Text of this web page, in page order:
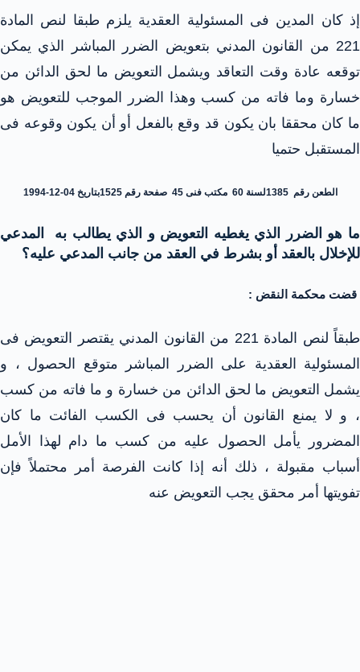
إذ كان المدين فى المسئولية العقدية يلزم طبقا لنص المادة
221 من القانون المدني بتعويض الضرر المباشر الذي يمكن
توقعه عادة وقت التعاقد ويشمل التعويض ما لحق الدائن من
خسارة وما فاته من كسب وهذا الضرر الموجب للتعويض هو
ما كان محققا بان يكون قد وقع بالفعل أو أن يكون وقوعه فى
المستقبل حتميا
الطعن رقم 1385لسنة 60 مكتب فنى 45 صفحة رقم 1525بتاريخ 04-12-1994
ما هو الضرر الذي يغطيه التعويض و الذي يطالب به المدعي
للإخلال بالعقد أو بشرط في العقد من جانب المدعي عليه؟
قضت محكمة النقض :
طبقاً لنص المادة 221 من القانون المدني يقتصر التعويض فى
المسئولية العقدية على الضرر المباشر متوقع الحصول ، و
يشمل التعويض ما لحق الدائن من خسارة و ما فاته من كسب
، و لا يمنع القانون أن يحسب فى الكسب الفائت ما كان
المضرور يأمل الحصول عليه من كسب ما دام لهذا الأمل
أسباب مقبولة ، ذلك أنه إذا كانت الفرصة أمر محتملاً فإن
تفويتها أمر محقق يجب التعويض عنه